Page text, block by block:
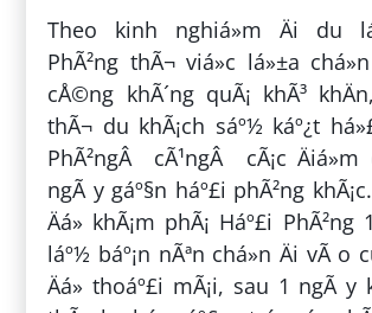
Theo kinh nghiá»m Äi du
PhÃ²ng thÃ¬ viá»c lá»±a
cÅ©ng khÃ´ng quÃ¡ khÃ³
thÃ¬ du khÃ¡ch sáº½ káº¿t
PhÃ²ngÂ cÃ¹ngÂ cÃ¡c Äiá»m
ngÃ y gáº§n háº£i phÃ²ng
Äá» khÃ¡m phÃ¡ Háº£i
láº½ báº¡n nÃªn chá»n Äi vÃ o
Äá» thoáº£i mÃ¡i, sau 1 ngÃ y